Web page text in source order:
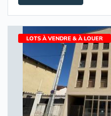
LOTS À VENDRE & À LOUER